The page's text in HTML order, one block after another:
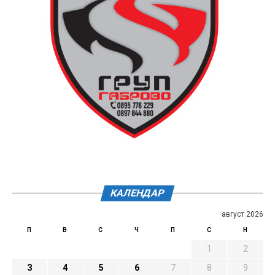
КАЛЕНДАР
август 2026
П В С Ч П С Н
1
2
3
4 5 6 7 8
9